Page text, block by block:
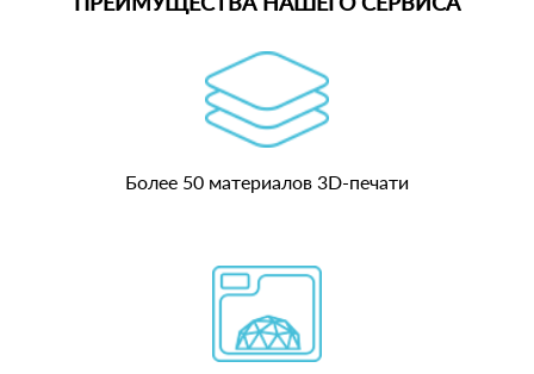
Более 50 материалов 3D-печати